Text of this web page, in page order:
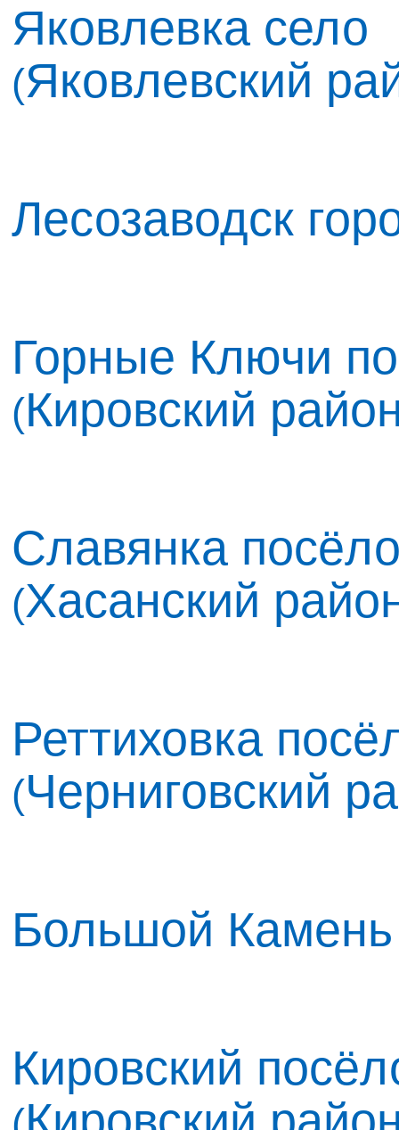
Яковлевка село
(Яковлевский
Лесозаводск
Горные Ключи
(Кировский
Славянка
(Хасанский
Реттиховка
(Черниговский
Большой Камень
Кировский